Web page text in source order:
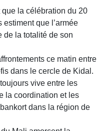
la célébration du 20
estiment que l’armée
de la totalité de son
ce matin entre
dans le cercle de Kidal.
vive entre les
la coordination et les
dans la région de